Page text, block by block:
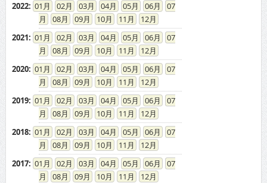
2022: 01 02 03 04 05 06
07
08
09 10 11
12
2021: 01 02 03 04 05 06
07
08
09 10 11
12
2020: 01 02 03 04 05 06
07
08
09 10 11
12
2019: 01 02 03 04 05 06
07
08
09 10 11
12
2018: 01 02 03 04 05 06
07
08
09 10 11
12
2017: 01 02 03 04 05 06
07
08
09 10 11
12